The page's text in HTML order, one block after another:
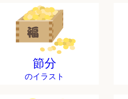
節分
のイラスト